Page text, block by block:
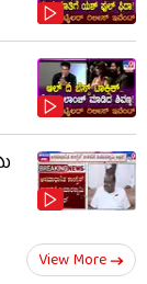
View More